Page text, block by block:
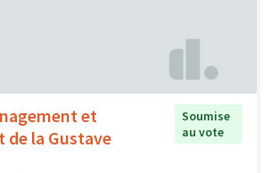
et
de la Gustave
Soumise
au vote